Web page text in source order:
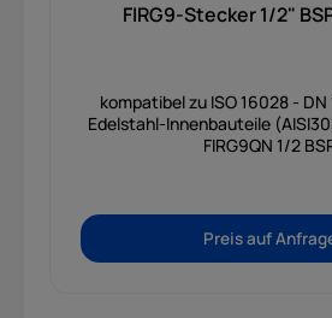
FIRG9-Stecker 1/2"
kompatibel zu ISO 16028 - DN
Edelstahl-Innenbauteile (AISI303)
FIRG9QN 1/2
Preis auf